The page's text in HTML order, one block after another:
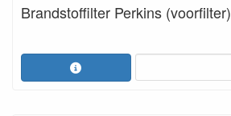
Brandstoffilter Perkins (voorfilter)